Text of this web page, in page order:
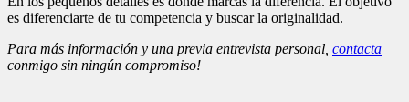
es diferenciarte de tu competencia y buscar la originalidad.
Para más información y una previa entrevista personal, contacta
conmigo sin ningún compromiso!